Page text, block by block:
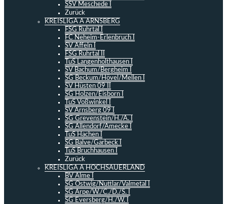
SSV Meschede I
Zurück
KREISLIGA A ARNSBERG
FSG Ruhrtal I
FC Neheim-Erlenbruch I
SV Affeln I
FSG Ruhrtal II
TuS Langenholthausen I
SV Bachum/Bergheim I
SG Beckum/Hövel/Mellen I
SV Hüsten 09 II
SG Holzen/Eisborn I
TuS Voßwinkel I
SV Arnsberg 09 I
SG Grevenstein/H./A. I
SG Allendorf/Amecke I
TuS Hachen I
SG Balve/Garbeck I
TuS Bruchhausen I
Zurück
KREISLIGA A HOCHSAUERLAND
BV Alme I
SG Ostwig/Nuttlar/Valmetal I
SG Arpe/W./C./D./S. I
SG Eversberg/H./W. I